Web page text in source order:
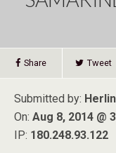
Share Tweet
Submitted by:
On: Aug 8, 2014 @
IP: 180.248.93.122